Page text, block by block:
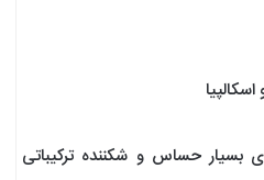
بسیار حساس و شکننده ترکیباتی